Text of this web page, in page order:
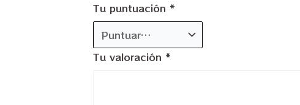
Tu puntuación *
Tu valoración *